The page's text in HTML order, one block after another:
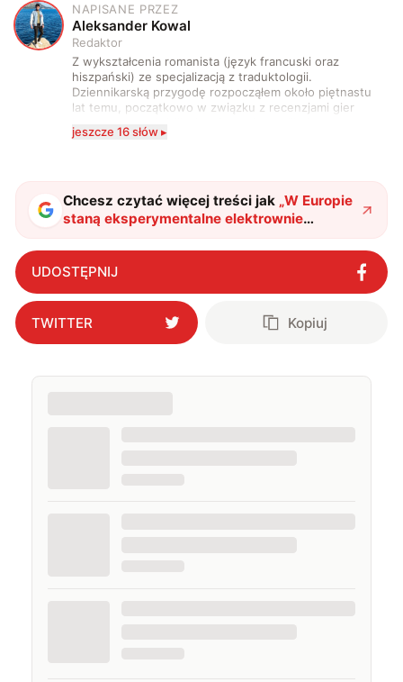
A
NAPISANE PRZEZ
Aleksander Kowal
Redaktor
Z wykształcenia romanista (język francuski oraz
hiszpański) ze specjalizacją z traduktologii.
Dziennikarską przygodę rozpocząłem około piętnastu
lat temu, początkowo w związku z recenzjami gier
zdecydowanie częściej na tematy związane z nauką
także uprawiać oraz oglądać sport.
jeszcze 16 słów ▸
Chcesz czytać więcej treści jak „W Europie
staną eksperymentalne elektrownie
termojądrowe. Wybrano ich lokalizacje"?
UDOSTĘPNIJ
TWITTER Kopiuj